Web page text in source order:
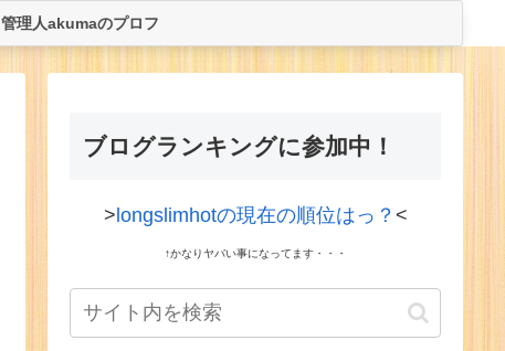
管理人akumaのプロフ
ブログランキングに参加中！
> longslimhotの現在の順位はっ？ <
↑かなりヤバい事になってます・・・